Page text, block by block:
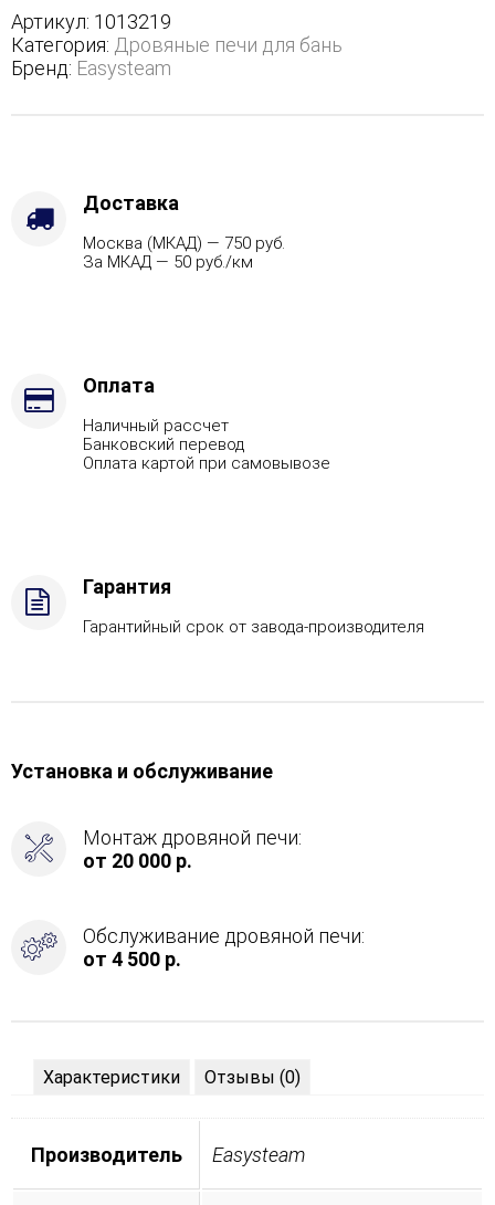
топкой
из
парной
-
стали
Артикул: 1013219
Категория: Дровяные печи для бань
Бренд: Easysteam
Доставка
Москва (МКАД) — 750 руб.
За МКАД — 50 руб./км
Оплата
Наличный рассчет
Банковский перевод
Оплата картой при самовывозе
Гарантия
Гарантийный срок от завода-производителя
Установка и обслуживание
Монтаж дровяной печи:
от 20 000 р.
Обслуживание дровяной печи:
от 4 500 р.
Характеристики Отзывы (0)
Производитель Easysteam